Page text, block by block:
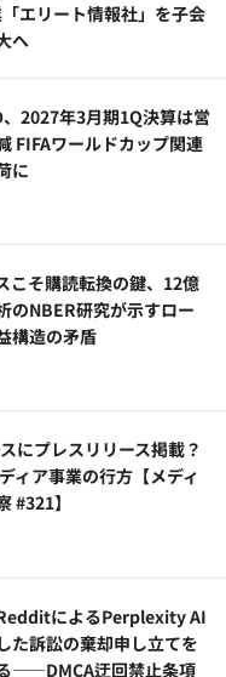
エリート情報社」を子会
へ
2027年3月期1Q決算は営
FIFAワールドカップ関連
に
こそ購読転換の鍵、12億
のNBER研究が示すロー
構造の矛盾
にプレスリリース掲載？
ィア事業の行方【メディ
#321】
によるPerplexity AI
た訴訟の棄却申し立てを
——DMCA迂回禁止条項